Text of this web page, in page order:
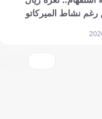
رغم نشاط الميركاتو